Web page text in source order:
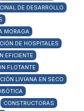
DE DESARROLLO
MORAGA
DE HOSPITALES
EFICIENTE
FLOTANTE
LIVIANA EN SECO
CONSTRUCTORAS